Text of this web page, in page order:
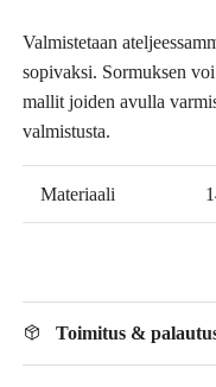
Valmistetaan
sopivaksi. Sormuksen
mallit joiden avulla
valmistusta.
Materiaali
Toimitus &